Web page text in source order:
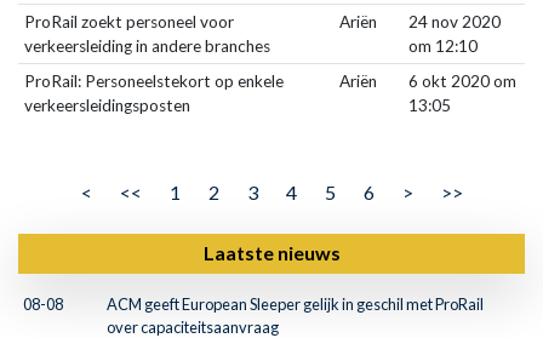
ProRail zoekt personeel voor
verkeersleiding in andere branches
Ariën
24 nov 2020
om 12:10
ProRail: Personeelstekort op enkele
verkeersleidingsposten
Ariën
6 okt 2020 om
13:05
< << 1 2 3 4 5 6 > >>
Laatste nieuws
08-08
ACM geeft European Sleeper gelijk in geschil met ProRail
over capaciteitsaanvraag